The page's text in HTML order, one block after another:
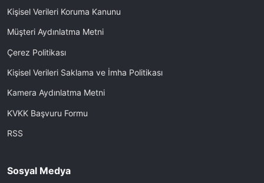
Kişisel Verileri Koruma Kanunu
Müşteri Aydınlatma Metni
Çerez Politikası
Kişisel Verileri Saklama ve İmha Politikası
Kamera Aydınlatma Metni
KVKK Başvuru Formu
RSS
Sosyal Medya